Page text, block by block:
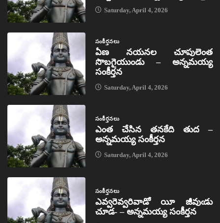
Saturday, April 4, 2026
సంకీర్తనలు
ఏణ నయనల చూపులెంత
సొబగైయుండు – అన్నమయ్య
సంకీర్తన
Saturday, April 4, 2026
సంకీర్తనలు
ఎంత చేసిన తనకేది తుద –
అన్నమయ్య సంకీర్తన
Saturday, April 4, 2026
సంకీర్తనలు
ఎవ్వరెవ్వరివాడో యీ జీవుఁడు
చూడ- – అన్నమయ్య సంకీర్తన